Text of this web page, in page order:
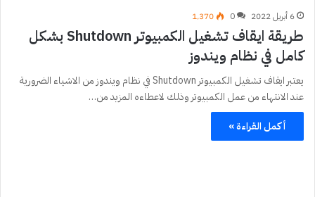
6 أبريل 2022 0 1٬370
طريقة ايقاف تشغيل الكمبيوتر Shutdown بشكل
كامل في نظام ويندوز
يعتبر ايقاف تشغيل الكمبيوتر Shutdown في نظام ويندوز من الاشياء الضرورية
عند الانتهاء من عمل الكمبيوتر وذلك لاعطاءه المزيد من…
أكمل القراءة »